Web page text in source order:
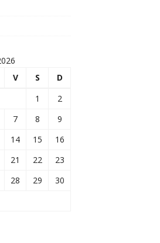
V S
D
1
2
7 8
9
14 15
16
21 22
23
28 29
30